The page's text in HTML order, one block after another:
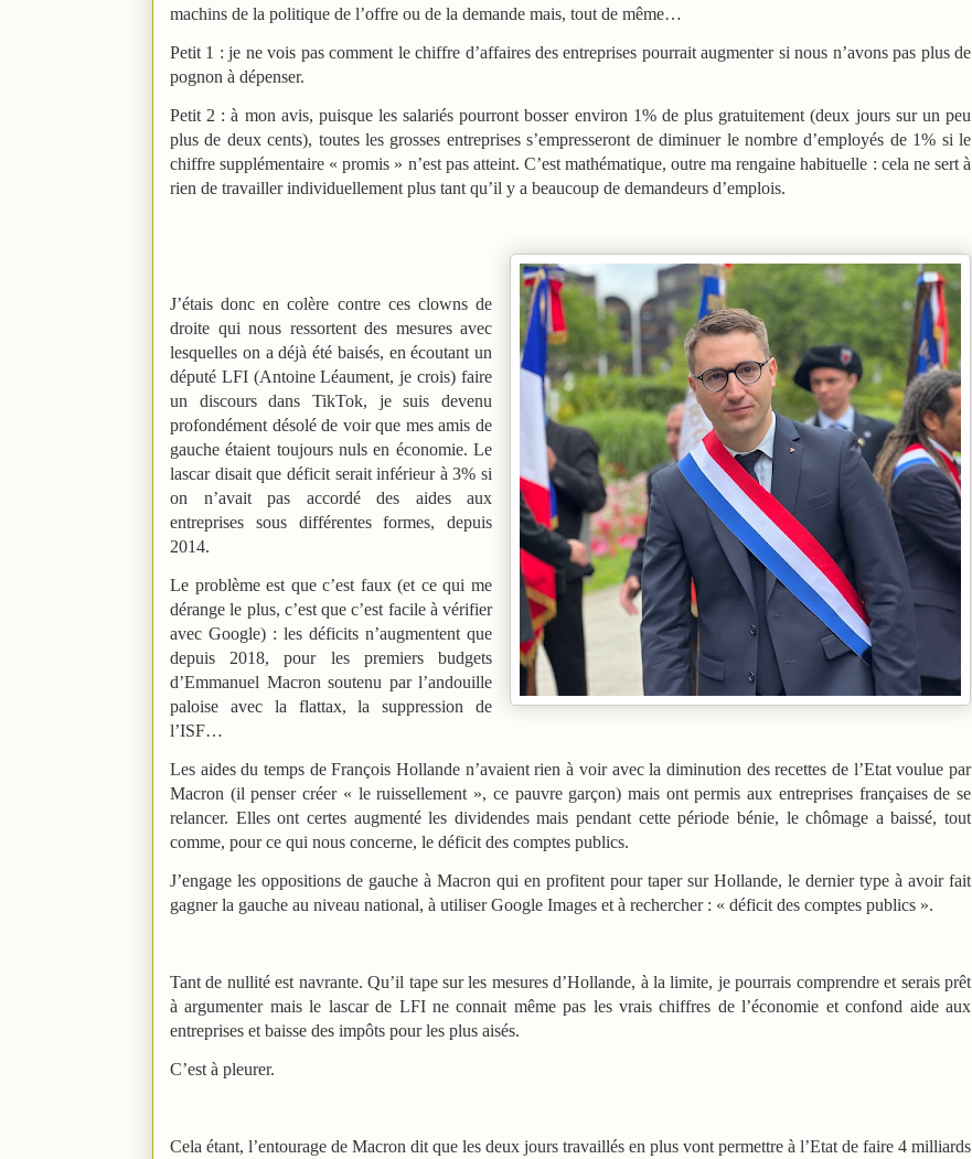
machins de la politique de l’offre ou de la demande mais, tout de même…
Petit 1 : je ne vois pas comment le chiffre d’affaires des entreprises pourrait augmenter si nous n’avons pas plus de
pognon à dépenser.
Petit 2 : à mon avis, puisque les salariés pourront bosser environ 1% de plus gratuitement (deux jours sur un peu
plus de deux cents), toutes les grosses entreprises s’empresseront de diminuer le nombre d’employés de 1% si le
chiffre supplémentaire « promis » n’est pas atteint. C’est mathématique, outre ma rengaine habituelle : cela ne sert à
rien de travailler individuellement plus tant qu’il y a beaucoup de demandeurs d’emplois.
J’étais donc en colère contre ces clowns de
droite qui nous ressortent des mesures avec
lesquelles on a déjà été baisés, en écoutant un
député LFI (Antoine Léaument, je crois) faire
un discours dans TikTok, je suis devenu
profondément désolé de voir que mes amis de
gauche étaient toujours nuls en économie. Le
lascar disait que déficit serait inférieur à 3% si
on n’avait pas accordé des aides aux
entreprises sous différentes formes, depuis
2014.
Le problème est que c’est faux (et ce qui me
dérange le plus, c’est que c’est facile à vérifier
avec Google) : les déficits n’augmentent que
depuis 2018, pour les premiers budgets
d’Emmanuel Macron soutenu par l’andouille
paloise avec la flattax, la suppression de
l’ISF…
Les aides du temps de François Hollande n’avaient rien à voir avec la diminution des recettes de l’Etat voulue par
Macron (il penser créer « le ruissellement », ce pauvre garçon) mais ont permis aux entreprises françaises de se
relancer. Elles ont certes augmenté les dividendes mais pendant cette période bénie, le chômage a baissé, tout
comme, pour ce qui nous concerne, le déficit des comptes publics.
J’engage les oppositions de gauche à Macron qui en profitent pour taper sur Hollande, le dernier type à avoir fait
gagner la gauche au niveau national, à utiliser Google Images et à rechercher : « déficit des comptes publics ».
Tant de nullité est navrante. Qu’il tape sur les mesures d’Hollande, à la limite, je pourrais comprendre et serais prêt
à argumenter mais le lascar de LFI ne connait même pas les vrais chiffres de l’économie et confond aide aux
entreprises et baisse des impôts pour les plus aisés.
C’est à pleurer.
Cela étant, l’entourage de Macron dit que les deux jours travaillés en plus vont permettre à l’Etat de faire 4 milliards